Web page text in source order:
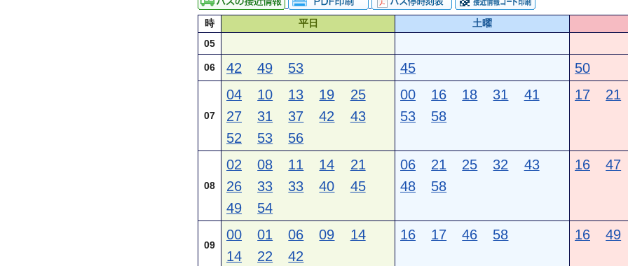
時 平日
土曜
05
06 42 49 53 45 50
07
04 10 13 19
25
27
31 37 42
43
52
53 56
00 16 18 31
41
53
58
17 21
08
02 08 11 14
21
26
33 33 40
45
49
54
06 21 25 32
43
48
58
16 47
09
00 01 06 09
14
14
22 42
16 17 46 58 16 49